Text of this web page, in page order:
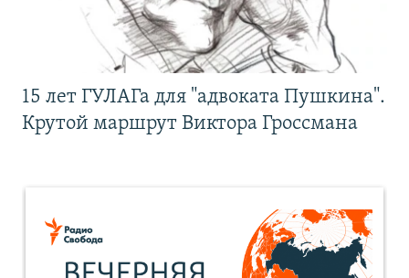
15 лет ГУЛАГа для "адвоката Пушкина".
Крутой маршрут Виктора Гроссмана